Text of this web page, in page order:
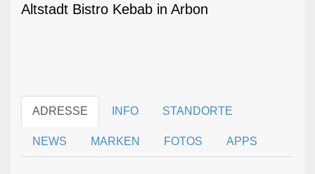
Altstadt Bistro Kebab in Arbon
ADRESSE INFO STANDORTE
NEWS MARKEN FOTOS APPS